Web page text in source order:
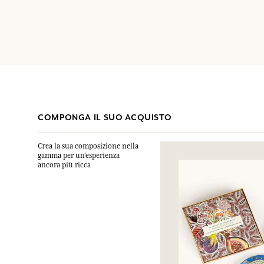
COMPONGA IL SUO ACQUISTO
Crea la sua composizione nella
gamma per un’esperienza
ancora più ricca